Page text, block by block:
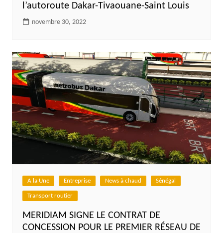
l’autoroute Dakar-Tivaouane-Saint Louis
novembre 30, 2022
A la Une Entreprise News à chaud Sénégal
Transport routier
MERIDIAM SIGNE LE CONTRAT DE
CONCESSION POUR LE PREMIER RÉSEAU DE